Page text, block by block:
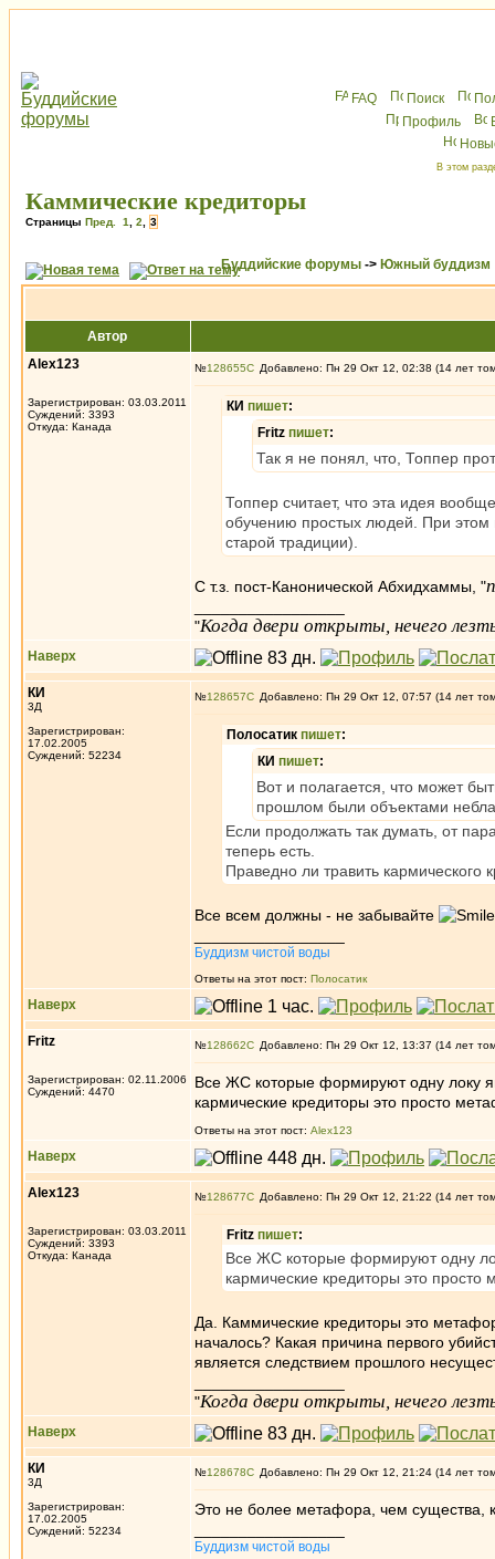
FAQ Поиск
Профиль
В этом
Каммические кредиторы
Страницы Пред. 1 2 3
Буддийские форумы -> Южный буддизм
Автор
Alex123
Зарегистрирован: 03.03.2011
Суждений: 3393
Откуда: Канада
№128655 Добавлено: Пн 29 Окт 12, 02:38 (14 лет
КИ пишет:
Fritz пишет:
Так я не понял, что, Топпер
Топпер считает, что эта идея
обучению простых людей. При этом
старой традиции).
С т.з. пост-Канонической Абхидхаммы, "
"Когда двери открыты, нечего
Наверх
КИ
3Д
Зарегистрирован:
17.02.2005
Суждений: 52234
№128657 Добавлено: Пн 29 Окт 12, 07:57 (14 лет
Полосатик пишет:
КИ пишет:
Вот и полагается, что может
прошлом были объектами
Если продолжать так думать, от
теперь есть.
Праведно ли травить кармического
Все всем должны - не забывайте
Буддизм чистой воды
Ответы на этот пост: Полосатик
Наверх
Fritz
Зарегистрирован: 02.11.2006
Суждений: 4470
№128662 Добавлено: Пн 29 Окт 12, 13:37 (14 лет
Все ЖС которые формируют одну локу
кармические кредиторы это просто
Ответы на этот пост: Alex123
Наверх
Alex123
Зарегистрирован: 03.03.2011
Суждений: 3393
Откуда: Канада
№128677 Добавлено: Пн 29 Окт 12, 21:22 (14 лет
Fritz пишет:
Все ЖС которые формируют одну
кармические кредиторы это
Да. Каммические кредиторы это
началось? Какая причина первого
является следствием прошлого
"Когда двери открыты, нечего
Наверх
КИ
3Д
Зарегистрирован:
17.02.2005
Суждений: 52234
№128678 Добавлено: Пн 29 Окт 12, 21:24 (14 лет
Это не более метафора, чем существа,
Буддизм чистой воды